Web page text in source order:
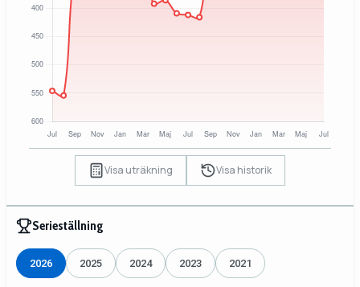
Visa uträkning Visa historik
Serieställning
2026 2025 2024 2023 2021